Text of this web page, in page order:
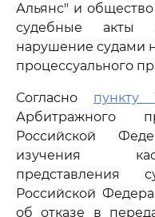
Альянс" и
судебные акты
нарушение судами
процессуального
Согласно
Арбитражного
Российской
изучения
представления
Российской
об отказе в